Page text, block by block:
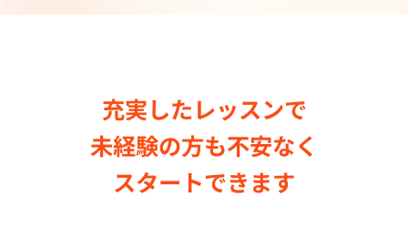
トレーニングセンター一覧
セラピスト募集中の店舗検索
充実したレッスンで
未経験の⽅も不安なく
スタートできます